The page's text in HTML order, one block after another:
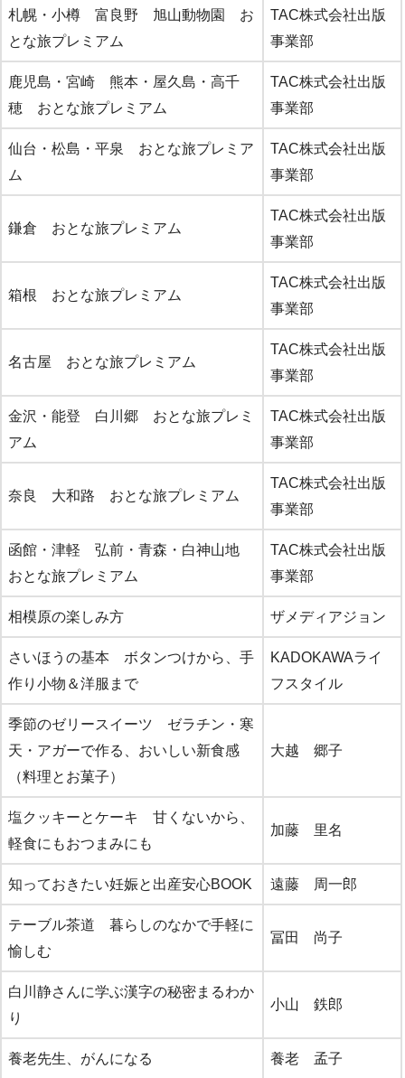
札幌・小樽 富良野 旭山動物園 お
とな旅プレミアム
TAC株式会社出版
事業部
鹿児島・宮崎 熊本・屋久島・高千
穂 おとな旅プレミアム
TAC株式会社出版
事業部
仙台・松島・平泉 おとな旅プレミア
ム
TAC株式会社出版
事業部
鎌倉 おとな旅プレミアム
TAC株式会社出版
事業部
箱根 おとな旅プレミアム
TAC株式会社出版
事業部
名古屋 おとな旅プレミアム
TAC株式会社出版
事業部
金沢・能登 白川郷 おとな旅プレミ
アム
TAC株式会社出版
事業部
奈良 大和路 おとな旅プレミアム
TAC株式会社出版
事業部
函館・津軽 弘前・青森・白神山地
おとな旅プレミアム
TAC株式会社出版
事業部
相模原の楽しみ方 ザメディアジョン
さいほうの基本 ボタンつけから、手
作り小物＆洋服まで
KADOKAWAライ
フスタイル
季節のゼリースイーツ ゼラチン・寒
天・アガーで作る、おいしい新食感
（料理とお菓子）
大越 郷子
塩クッキーとケーキ 甘くないから、
軽食にもおつまみにも
加藤 里名
知っておきたい妊娠と出産安心BOOK 遠藤 周一郎
テーブル茶道 暮らしのなかで手軽に
愉しむ
冨田 尚子
白川静さんに学ぶ漢字の秘密まるわか
り
小山 鉄郎
養老先生、がんになる 養老 孟子